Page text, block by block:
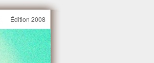
Édition 2008